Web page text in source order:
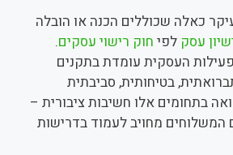
כאלה שכוללים הכנה או הובלה
עסק לפי חוק רישוי עסקים.
העסקית עומדת בתקנים
בטיחותית, סביבתית
בתחומים אלו חשיבות ציבורית –
המשלוחים מחויב לעמוד בדרישות